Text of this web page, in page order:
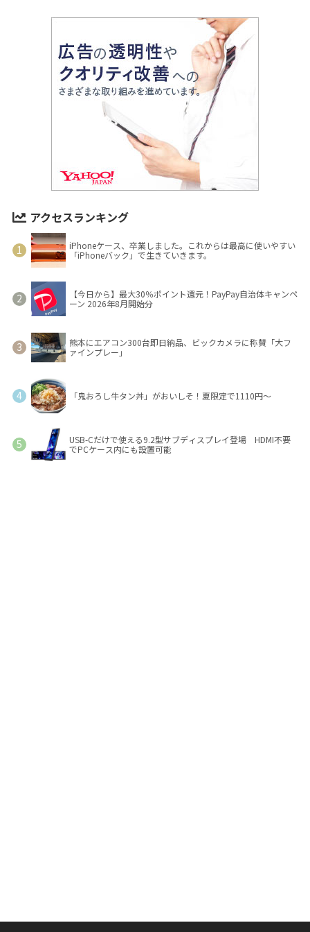
アクセスランキング
iPhoneケース、卒業しました。これからは最高に使いやすい
「iPhoneバック」で生きていきます。
【今日から】最大30％ポイント還元！PayPay自治体キャンペ
ーン 2026年8月開始分
熊本にエアコン300台即日納品、ビックカメラに称賛「大フ
ァインプレー」
「鬼おろし牛タン丼」がおいしそ！夏限定で1110円～
USB-Cだけで使える9.2型サブディスプレイ登場 HDMI不要
でPCケース内にも設置可能